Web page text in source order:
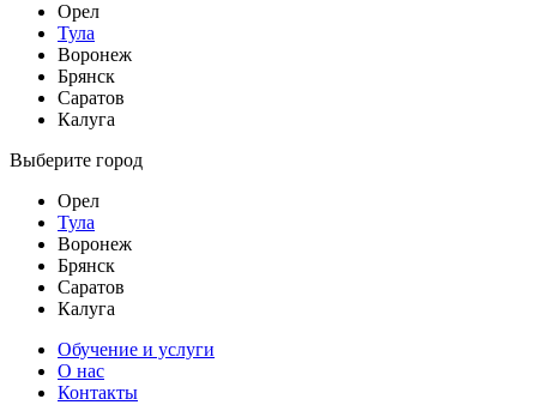
Орел
Тула
Воронеж
Брянск
Саратов
Калуга
Выберите город
Орел
Тула
Воронеж
Брянск
Саратов
Калуга
Обучение и услуги
О нас
Контакты